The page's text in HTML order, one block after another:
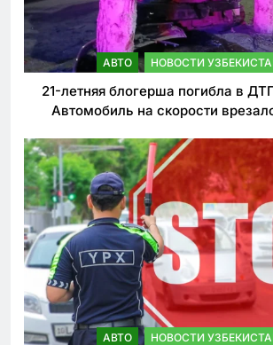
АВТО НОВОСТИ
21-летняя блогерша погибла в
Автомобиль на скорости
АВТО НОВОСТИ